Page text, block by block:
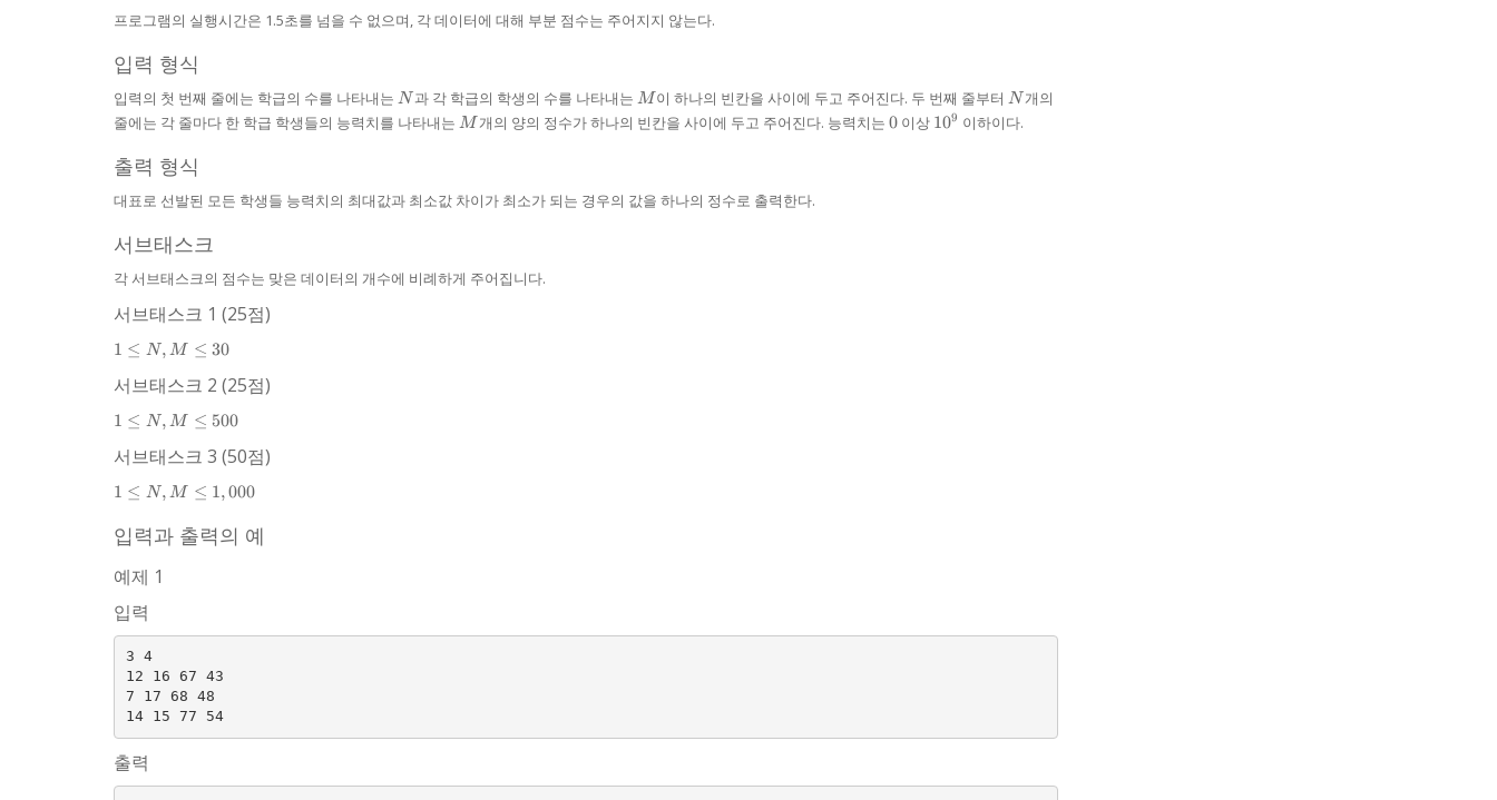
프로그램의 실행시간은 1.5초를 넘을 수 없으며, 각 데이터에 대해 부분 점수는 주어지지 않는다.
입력 형식
입력의 첫 번째 줄에는 학급의 수를 나타내는 N
N과 각 학급의 학생의 수를 나타내는 M
M 이 하나의 빈칸을 사이에 두고 주어진다. 두 번째 줄부터N
N개의
줄에는 각 줄마다 한 학급 학생들의 능력치를 나타내는 M
M 개의 양의 정수가 하나의 빈칸을 사이에 두고 주어진다. 능력치는 0
0이상 10^{9}
109 이하이다.
출력 형식
대표로 선발된 모든 학생들 능력치의 최대값과 최소값 차이가 최소가 되는 경우의 값을 하나의 정수로 출력한다.
서브태스크
각 서브태스크의 점수는 맞은 데이터의 개수에 비례하게 주어집니다.
서브태스크 1 (25점)
1
N,
\le
30
1 ≤ N, M ≤ 30
서브태스크 2 (25점)
1
N,
\le
1 ≤ N, M ≤ 500
서브태스크 3 (50점)
1 \le
\le
1,000
1 ≤ N, M ≤ 1,000
입력과 출력의 예
예제 1
입력
3 4
12 16 67 43
7 17 68 48
14 15 77 54
출력